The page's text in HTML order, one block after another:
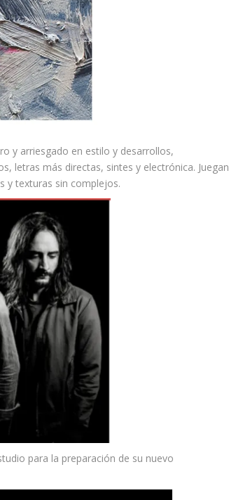
y arriesgado en estilo y desarrollos,
letras más directas, sintes y electrónica. Juegan
y texturas sin complejos.
para la preparación de su nuevo